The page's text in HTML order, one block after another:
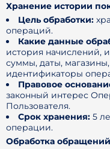
Хранение истории
Цель обработки:
операций.
Какие данные
история начислений,
суммы, даты,
идентификаторы
Правовое
законный интерес
Пользователя.
Срок хранения: 5
операции.
Обработка